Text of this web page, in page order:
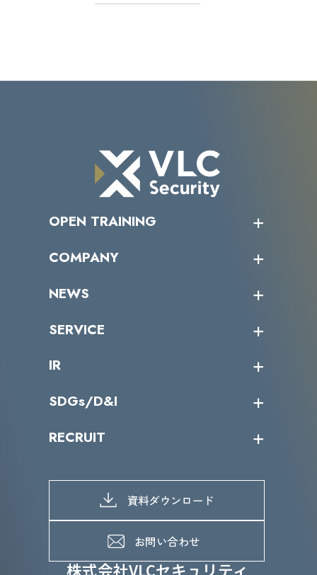
株式会社VLCセキュリティ
OPEN TRAINING
受講者の声
COMPANY
トップメッセージ
ミッション／ビジョン
パートナー企業一覧
NEWS
サイバーニュース
SERVICE
カテゴリー別サービス一覧
IR
IRカレンダー
IRライブラリー
よくあるご質問
SDGs/D&I
当グループのマテリアリティ
SDGs推進体制
D&Iの取り組み
RECRUIT
募集職種一覧
メッセージ
メンバーインタビュー
資料ダウンロード
お問い合わせ